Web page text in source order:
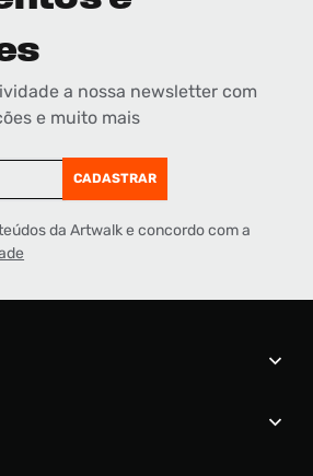
a nossa newsletter com
e muito mais
CADASTRAR
da Artwalk e concordo com a